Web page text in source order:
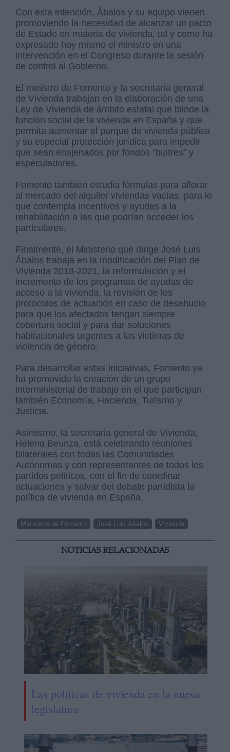
Con esta intención, Ábalos y su equipo vienen
promoviendo la necesidad de alcanzar un pacto
de Estado en materia de vivienda, tal y como ha
expresado hoy mismo el ministro en una
intervención en el Congreso durante la sesión
de control al Gobierno.
El ministro de Fomento y la secretaria general
de Vivienda trabajan en la elaboración de una
Ley de Vivienda de ámbito estatal que blinde la
función social de la vivienda en España y que
permita aumentar el parque de vivienda pública
y su especial protección jurídica para impedir
que sean enajenados por fondos “buitres” y
especuladores.
Fomento también estudia fórmulas para aflorar
al mercado del alquiler viviendas vacías, para lo
que contempla incentivos y ayudas a la
rehabilitación a las que podrían acceder los
particulares.
Finalmente, el Ministerio que dirige José Luis
Ábalos trabaja en la modificación del Plan de
Vivienda 2018-2021, la reformulación y el
incremento de los programas de ayudas de
acceso a la vivienda, la revisión de los
protocolos de actuación en caso de desahucio
para que los afectados tengan siempre
cobertura social y para dar soluciones
habitacionales urgentes a las víctimas de
violencia de género.
Para desarrollar estas iniciativas, Fomento ya
ha promovido la creación de un grupo
interministerial de trabajo en el que participan
también Economía, Hacienda, Turismo y
Justicia.
Asimismo, la secretaria general de Vivienda,
Helena Beunza, está celebrando reuniones
bilaterales con todas las Comunidades
Autónomas y con representantes de todos los
partidos políticos, con el fin de coordinar
actuaciones y salvar del debate partidista la
política de vivienda en España.
Ministerio de Fomento José Luis Ábalos Vivienda
NOTICIAS RELACIONADAS
Las políticas de vivienda en la nueva
legislatura